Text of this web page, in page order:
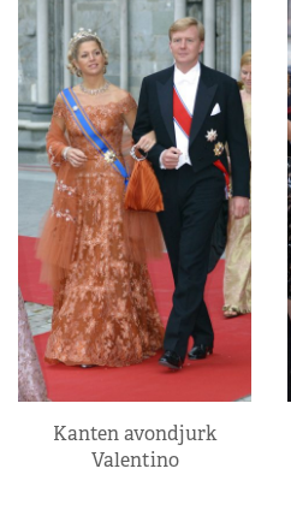
Kanten avondjurk
Valentino